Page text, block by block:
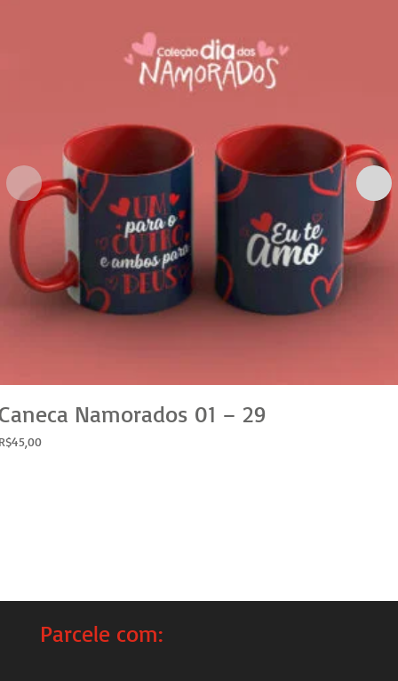
Namorados 01 – 29
45,00
Parcele com: